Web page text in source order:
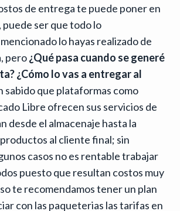
de entrega te puede poner en
ser que todo lo
lo hayas realizado de
pero¿Qué pasa cuando se generé
¿Cómo lo vas a entregar al
sabido que plataformas como
Libre ofrecen sus servicios de
desde el almacenaje hasta la
al cliente final; sin
casos no es rentable trabajar
puesto que resultan costos muy
te recomendamos tener un plan
con las paqueterias las tarifas en